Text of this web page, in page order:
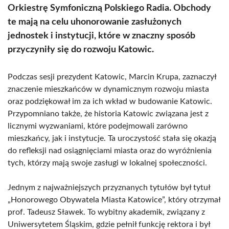
Orkiestrę Symfoniczną Polskiego Radia. Obchody
te mają na celu uhonorowanie zasłużonych
jednostek i instytucji, które w znaczny sposób
przyczyniły się do rozwoju Katowic.
Podczas sesji prezydent Katowic, Marcin Krupa, zaznaczył
znaczenie mieszkańców w dynamicznym rozwoju miasta
oraz podziękował im za ich wkład w budowanie Katowic.
Przypomniano także, że historia Katowic związana jest z
licznymi wyzwaniami, które podejmowali zarówno
mieszkańcy, jak i instytucje. Ta uroczystość stała się okazją
do refleksji nad osiągnięciami miasta oraz do wyróżnienia
tych, którzy mają swoje zasługi w lokalnej społeczności.
Jednym z najważniejszych przyznanych tytułów był tytuł
„Honorowego Obywatela Miasta Katowice”, który otrzymał
prof. Tadeusz Sławek. To wybitny akademik, związany z
Uniwersytetem Śląskim, gdzie pełnił funkcję rektora i był